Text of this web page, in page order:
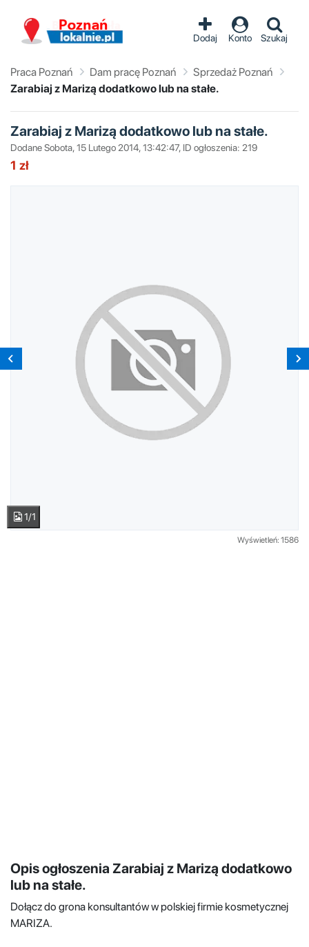
Dodaj Konto Szukaj
Praca Poznań Dam pracę Poznań
Sprzedaż Poznań
Zarabiaj z Marizą dodatkowo lub na stałe.
Zarabiaj z Marizą dodatkowo lub na stałe.
Dodane Sobota, 15 Lutego 2014, 13:42:47, ID ogłoszenia: 219
1 zł
1/1
Wyświetleń: 1586
Opis ogłoszenia Zarabiaj z Marizą dodatkowo
lub na stałe.
Dołącz do grona konsultantów w polskiej firmie kosmetycznej
MARIZA.